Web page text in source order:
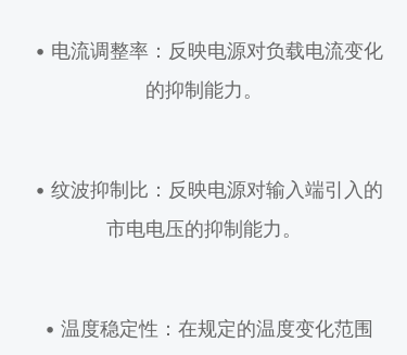
• 电流调整率：反映电源对负载电流变化
的抑制能力。
• 纹波抑制比：反映电源对输入端引入的
市电电压的抑制能力。
• 温度稳定性：在规定的温度变化范围